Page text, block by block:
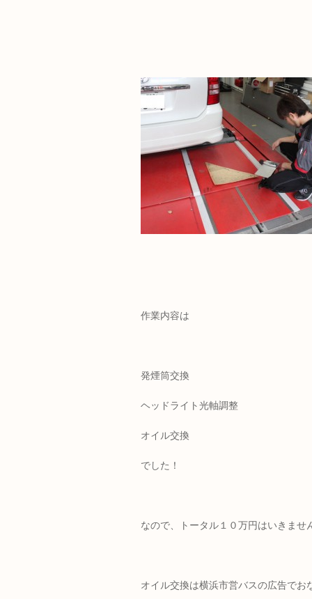
作業内容は
発煙筒交換
ヘッドライト光軸調整
オイル交換
でした！
なので、トータル１０万円はいきませ
オイル交換は横浜市営バスの広告でお